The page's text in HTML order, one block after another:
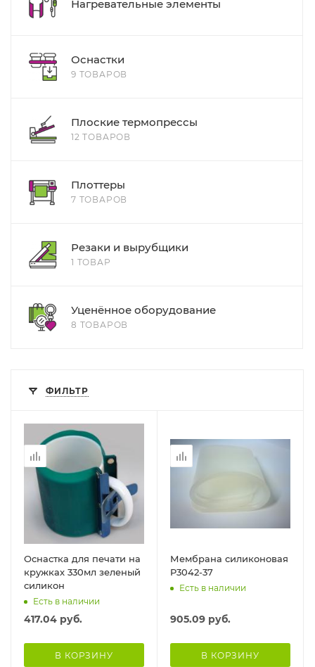
Нагревательные элементы
Оснастки
9 ТОВАРОВ
Плоские термопрессы
12 ТОВАРОВ
Плоттеры
7 ТОВАРОВ
Резаки и вырубщики
1 ТОВАР
Уценённое оборудование
8 ТОВАРОВ
ФИЛЬТР
Оснастка для печати на
кружках 330мл зеленый
силикон
Есть в наличии
417.04 руб.
В КОРЗИНУ
Мембрана силиконовая
P3042-37
Есть в наличии
905.09 руб.
В КОРЗИНУ